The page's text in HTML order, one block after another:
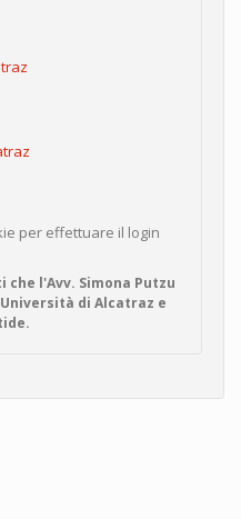
per effettuare il login
l'Avv. Simona Putzu
di Alcatraz e